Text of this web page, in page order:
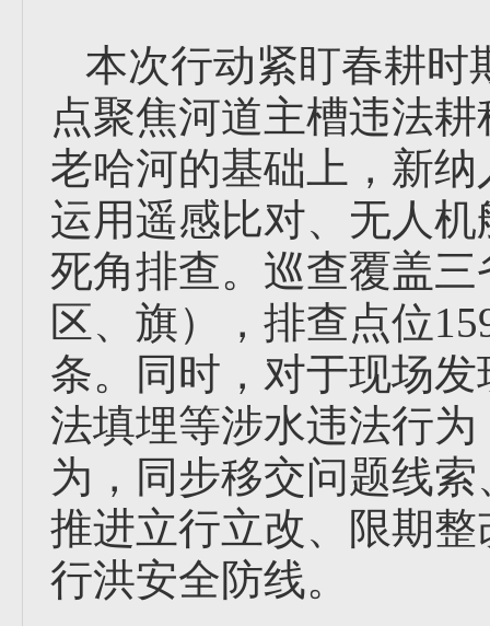
本次行动紧盯春耕时
点聚焦河道主槽违法
老哈河的基础上，新
运用遥感比对、无人
死角排查。巡查覆盖
区、旗），排查点位
条。同时，对于现场
法填埋等涉水违法行
为，同步移交问题线
推进立行立改、限期
行洪安全防线。